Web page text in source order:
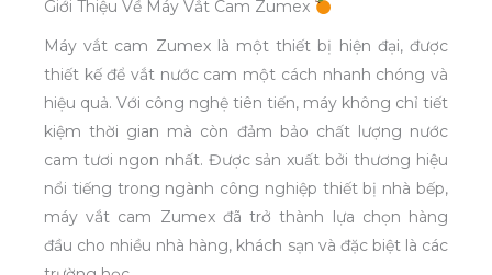
Giới Thiệu Về Máy Vắt Cam Zumex
Máy vắt cam Zumex là một thiết bị hiện đại, được
thiết kế để vắt nước cam một cách nhanh chóng và
hiệu quả. Với công nghệ tiên tiến, máy không chỉ tiết
kiệm thời gian mà còn đảm bảo chất lượng nước
cam tươi ngon nhất. Được sản xuất bởi thương hiệu
nổi tiếng trong ngành công nghiệp thiết bị nhà bếp,
máy vắt cam Zumex đã trở thành lựa chọn hàng
đầu cho nhiều nhà hàng, khách sạn và đặc biệt là các